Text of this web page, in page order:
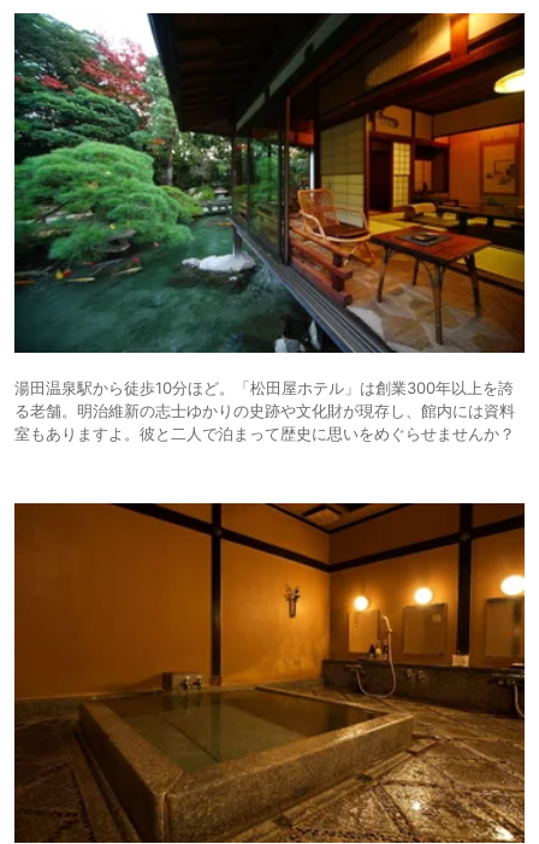
湯田温泉駅から徒歩10分ほど。「松田屋ホテル」は創業300年以上を誇
る老舗。明治維新の志士ゆかりの史跡や文化財が現存し、館内には資料
室もありますよ。彼と二人で泊まって歴史に思いをめぐらせませんか？